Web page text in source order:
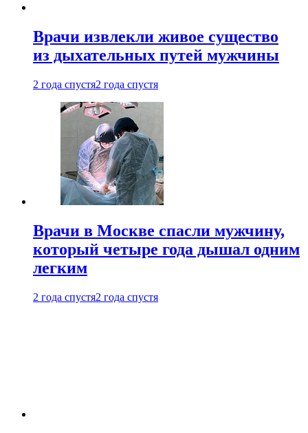
Врачи извлекли живое существо
из дыхательных путей мужчины
2 года спустя2 года спустя
Врачи в Москве спасли мужчину,
который четыре года дышал одним
легким
2 года спустя2 года спустя